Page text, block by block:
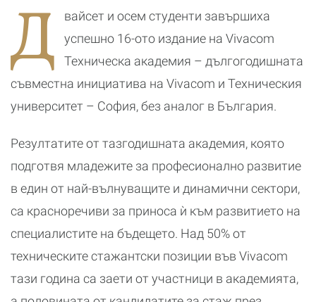
Д
вайсет и осем студенти завършиха
успешно 16-ото издание на Vivacom
Техническа академия – дългогодишната
съвместна инициатива на Vivacom и Техническия
университет – София, без аналог в България.
Резултатите от тазгодишната академия, която
подготвя младежите за професионално развитие
в един от най-вълнуващите и динамични сектори,
са красноречиви за приноса ѝ към развитието на
специалистите на бъдещето. Над 50% от
техническите стажантски позиции във Vivacom
тази година са заети от участници в академията,